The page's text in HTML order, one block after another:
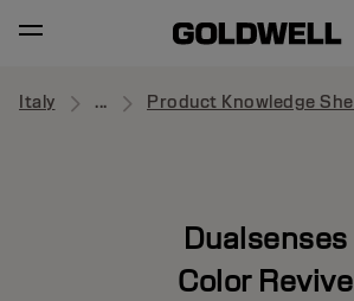
Italy ... Product Knowledge
Dualsenses
Color Revive